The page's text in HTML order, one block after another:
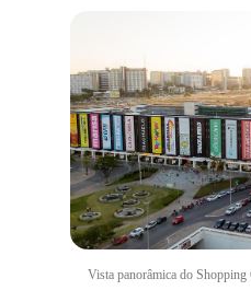
Estádio Mané Garrincha
Brasília Shopping
Shopping Pier 21
Mais pontos turísticos
Vista panorâmica do